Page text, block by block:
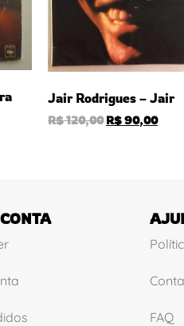
Jair Rodrigues – Jair
R$120,00R$90,00
FAQ